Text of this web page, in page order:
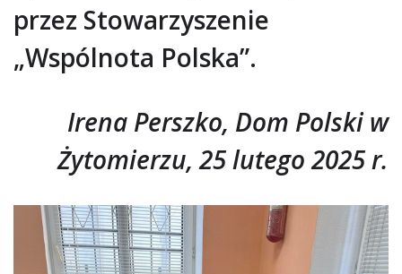
przez Stowarzyszenie
„Wspólnota Polska”.
Irena Perszko, Dom Polski w
Żytomierzu, 25 lutego 2025 r.